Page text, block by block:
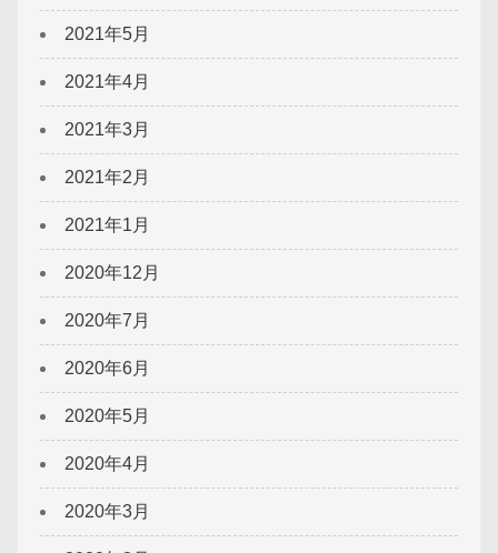
2021年5月
2021年4月
2021年3月
2021年2月
2021年1月
2020年12月
2020年7月
2020年6月
2020年5月
2020年4月
2020年3月